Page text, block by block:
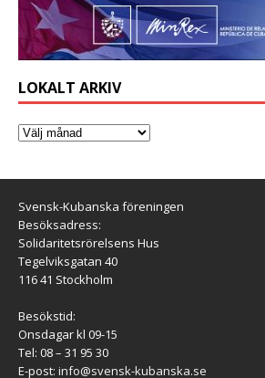
LOKALT ARKIV
Svensk-Kubanska föreningen
Besöksadress:
Solidaritetsrörelsens Hus
Tegelviksgatan 40
116 41 Stockholm
Besökstid:
Onsdagar kl 09-15
Tel: 08 – 31 95 30
E-post: info@svensk-kubanska.se